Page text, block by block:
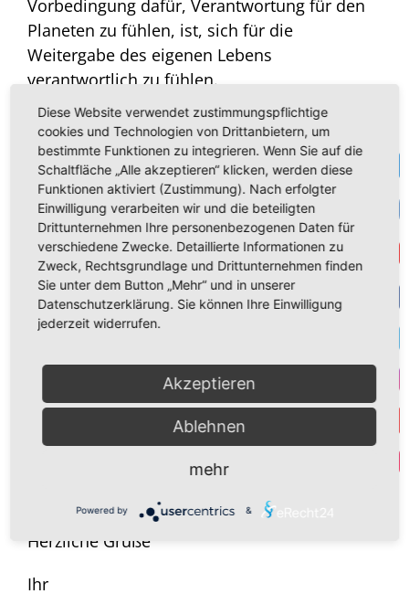
Vorbedingung dafür, Verantwortung für den
Planeten zu fühlen, ist, sich für die
Weitergabe des eigenen Lebens
verantwortlich zu fühlen.
Zweitens:Lasst uns die Kultur der Angst
aufgeben. Die Jugend darf nicht verängstigt,
sondern muss unterstützt werden.
Drittens:Lasst uns auf Papst Franziskus hören
und ‚Ja‘ sagen zum Leben.“
Und den menschen- und lebensfeindlichen
Selbsthass der westlichen Eliten, welcher die
Menschheitnur als
der einfachen Frage:„Warum sollten wir die
Erde schützen, wenn nicht für unsere Kinder?“
Wir brauchen mehr ungarischen Realismus und
weniger deutsche Traumtänzerei in Europa.
Dafür stehen wir, dafür kämpfen wir!
Herzliche Grüße
Ihr
Diese Website verwendet zustimmungspflichtige
cookies und Technologien von Drittanbietern, um
bestimmte Funktionen zu integrieren. Wenn Sie auf die
Schaltfläche „Alle akzeptieren“ klicken, werden diese
Funktionen aktiviert (Zustimmung). Nach erfolgter
Einwilligung verarbeiten wir und die beteiligten
Drittunternehmen Ihre personenbezogenen Daten für
verschiedene Zwecke. Detaillierte Informationen zu
Zweck, Rechtsgrundlage und Drittunternehmen finden
Sie unter dem Button „Mehr“ und in unserer
Datenschutzerklärung. Sie können Ihre Einwilligung
jederzeit widerrufen.
Akzeptieren
Ablehnen
mehr
Powered by &